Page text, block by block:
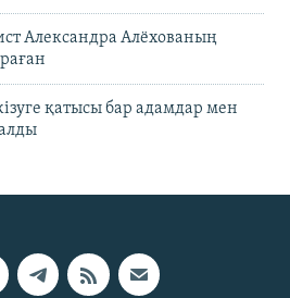
Александра Алёхованың
қатысы бар адамдар мен